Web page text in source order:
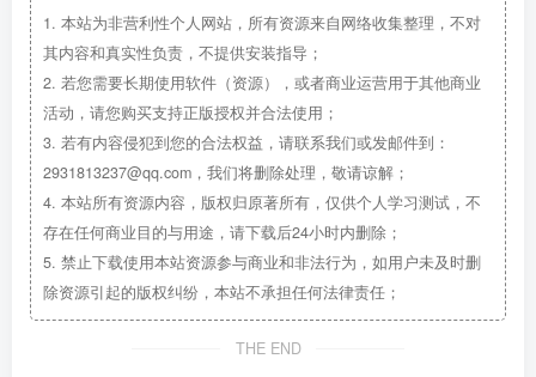
1. 本站为非营利性个人网站，所有资源来自网络收集整理，不对
其内容和真实性负责，不提供安装指导；
2. 若您需要长期使用软件（资源），或者商业运营用于其他商业
活动，请您购买支持正版授权并合法使用；
3. 若有内容侵犯到您的合法权益，请联系我们或发邮件到：
2931813237@qq.com，我们将删除处理，敬请谅解；
4. 本站所有资源内容，版权归原著所有，仅供个人学习测试，不
存在任何商业目的与用途，请下载后24小时内删除；
5. 禁止下载使用本站资源参与商业和非法行为，如用户未及时删
除资源引起的版权纠纷，本站不承担任何法律责任；
THE END